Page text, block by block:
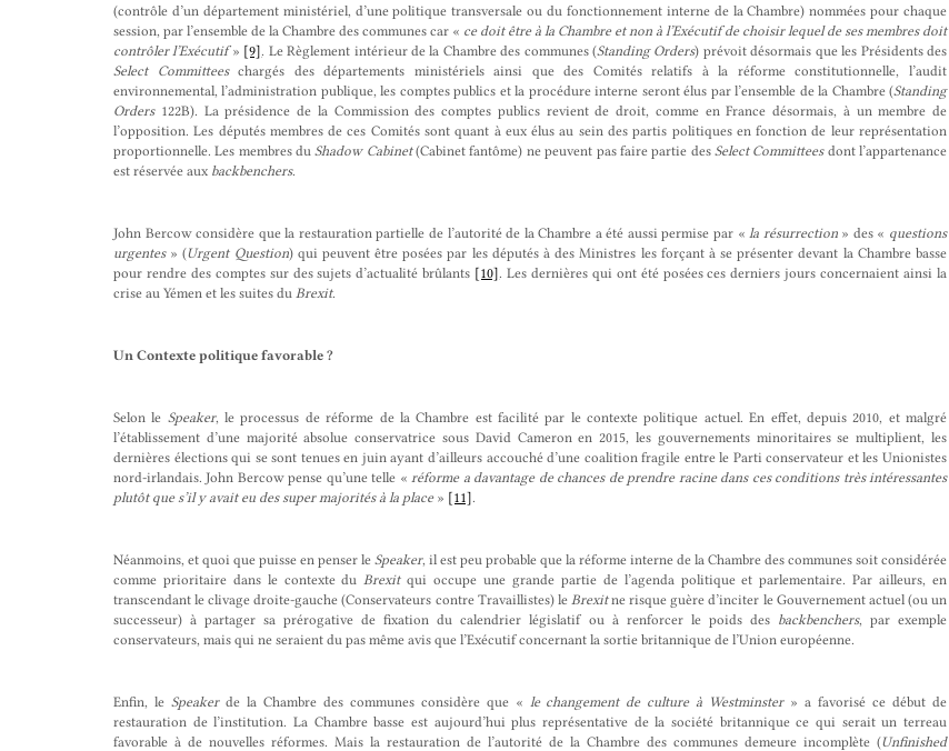
(contrôle d’un département ministériel, d’une politique transversale ou du fonctionnement interne de la Chambre) nommées pour chaque
session, par l’ensemble de la Chambre des communes car « ce doit être à la Chambre et non à l’Exécutif de choisir lequel de ses membres doit
contrôler l’Exécutif» [9]. Le Règlement intérieur de la Chambre des communes (Standing Orders) prévoit désormais que les Présidents des
Select Committeeschargés des départements ministériels ainsi que des Comités relatifs à la réforme constitutionnelle, l’audit
environnemental, l’administration publique, les comptes publics et la procédure interne seront élus par l’ensemble de la Chambre (Standing
Orders122B). La présidence de la Commission des comptes publics revient de droit, comme en France désormais, à un membre de
l’opposition. Les députés membres de ces Comités sont quant à eux élus au sein des partis politiques en fonction de leur représentation
proportionnelle. Les membres duShadow Cabinet(Cabinet fantôme) ne peuvent pas faire partie des Select Committeesdont l’appartenance
est réservée aux backbenchers.
John Bercow considère que la restauration partielle de l’autorité de la Chambre a été aussi permise par « la résurrection» des « questions
urgentes» (Urgent Question) qui peuvent être posées par les députés à des Ministres les forçant à se présenter devant la Chambre basse
pour rendre des comptes sur des sujets d’actualité brûlants [10]. Les dernières qui ont été posées ces derniers jours concernaient ainsi la
crise au Yémen et les suites du Brexit.
Un Contexte politique favorable ?
Selon le Speaker, le processus de réforme de la Chambre est facilité par le contexte politique actuel. En effet, depuis 2010, et malgré
l’établissement d’une majorité absolue conservatrice sous David Cameron en 2015, les gouvernements minoritaires se multiplient, les
dernières élections qui se sont tenues en juin ayant d’ailleurs accouché d’une coalition fragile entre le Parti conservateur et les Unionistes
nord-irlandais. John Bercow pense qu’une telle « réforme a davantage de chances de prendre racine dans ces conditions très intéressantes
plutôt que s’il y avait eu des super majorités à la place» [11].
Néanmoins, et quoi que puisse en penser le Speaker, il est peu probable que la réforme interne de la Chambre des communes soit considérée
comme prioritaire dans le contexte du Brexitqui occupe une grande partie de l’agenda politique et parlementaire. Par ailleurs, en
transcendant le clivage droite-gauche (Conservateurs contre Travaillistes) le Brexitne risque guère d’inciter le Gouvernement actuel (ou un
successeur) à partager sa prérogative de fixation du calendrier législatif ou à renforcer le poids des backbenchers, par exemple
conservateurs, mais qui ne seraient du pas même avis que l’Exécutif concernant la sortie britannique de l’Union européenne.
Enfin, le Speakerde la Chambre des communes considère que « le changement de culture à Westminster» a favorisé ce début de
restauration de l’institution. La Chambre basse est aujourd’hui plus représentative de la société britannique ce qui serait un terreau
favorable à de nouvelles réformes. Mais la restauration de l’autorité de la Chambre des communes demeure incomplète (Unfinished